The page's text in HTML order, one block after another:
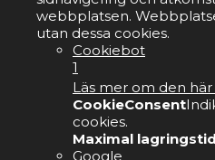
webbplatsen.
utan dessa cookies.
Cookiebot
1
Läs mer om den
CookieConsent
cookies.
Maximal lagringstid
Google